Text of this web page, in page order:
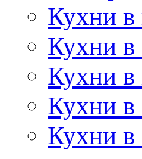
Кухни в
Кухни в
Кухни в
Кухни в
Кухни в